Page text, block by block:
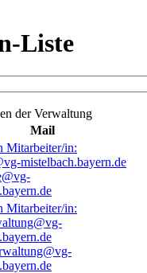
Liste
der Verwaltung
Mail